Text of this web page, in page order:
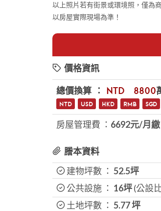
以上照片若有街景或環境照，僅為
以房屋實際現場為準！
價格資訊
總價換算 ： NTD $8800
NTD USD HKD RMB SGD
房屋管理費 ： 6692元/月繳
謄本資料
建物坪數 ： 52.5坪
公共設施 ： 16坪(公設
土地坪數 ： 5.77坪